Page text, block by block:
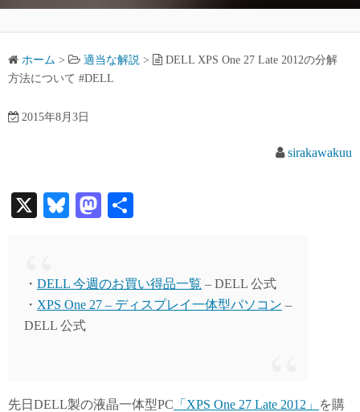
ホーム > 適当な解説 >
DELL XPS One 27 Late 2012の分解
方法について #DELL
2015年8月3日
sirakawakuu
X
Bl
y
M
do
n
・ DELL 今週のお買い得品一覧 – DELL 公式
・ XPS One 27 – ディスプレイ一体型パソコン –
DELL 公式
先日DELL製の液晶一体型PC 「XPS One 27 Late 2012」
を購